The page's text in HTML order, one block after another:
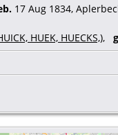
17 Aug 1834,
HUEK, HUECKS,),